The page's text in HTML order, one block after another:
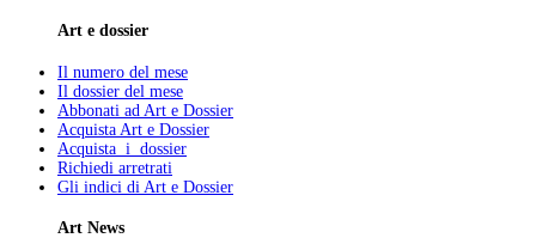
Art e dossier
Il numero del mese
Il dossier del mese
Abbonati ad Art e Dossier
Acquista Art e Dossier
Acquista i dossier
Richiedi arretrati
Gli indici di Art e Dossier
Art News